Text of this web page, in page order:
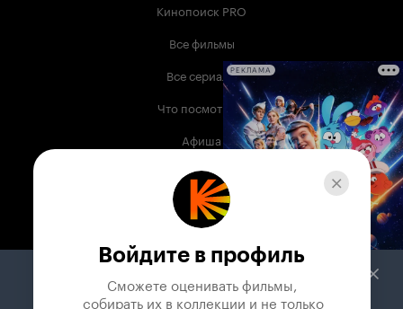
Кинопоиск PRO
Все фильмы
Все сериалы
Что посмотреть
Афиша
Музыка
Телепрограмма
Служба поддержки
РЕКЛАМА
Войдите в профиль
Сможете оценивать фильмы,
собирать их в коллекции и не только